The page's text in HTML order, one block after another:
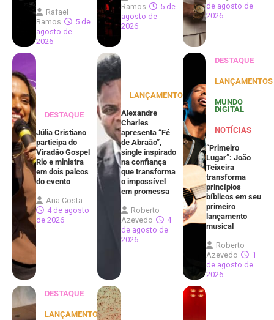
Rafael
Ramos
5 de
agosto de
2026
Ramos
5 de
agosto de
2026
de agosto de
2026
DESTAQUE
Júlia Cristiano
participa do
Viradão Gospel
Rio e ministra
em dois palcos
do evento
Ana Costa
4 de agosto
de 2026
LANÇAMENTOS
Alexandre
Charles
apresenta “Fé
de Abraão”,
single inspirado
na confiança
que transforma
o impossível
em promessa
Roberto
Azevedo
4
de agosto de
2026
DESTAQUE
LANÇAMENTOS
MUNDO
DIGITAL
NOTÍCIAS
“Primeiro
Lugar”: João
Teixeira
transforma
princípios
bíblicos em seu
primeiro
lançamento
musical
Roberto
Azevedo
1
de agosto de
2026
DESTAQUE
LANÇAMENTOS